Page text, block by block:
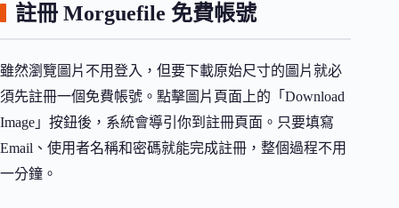
註冊 Morguefile 免費帳號
雖然瀏覽圖片不用登入，但要下載原始尺寸的圖片就必
須先註冊一個免費帳號。點擊圖片頁面上的「Download
Image」按鈕後，系統會導引你到註冊頁面。只要填寫
Email、使用者名稱和密碼就能完成註冊，整個過程不用
一分鐘。